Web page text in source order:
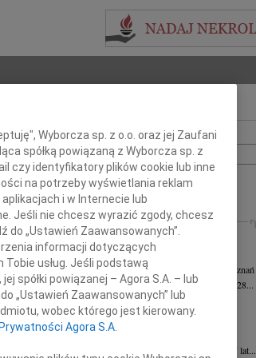
Imię i nazwisko lub numer ogłoszenia:
+ szukanie zaawansowane
INNE NEKROLOGI
Tadeusz Kotłowski05.08.2026
Z ogromnym żalem i bólem w sercu...
Krystyna Kowandywiek: 93
Poznań
Z głębokim żalem zawiadamiamy, że w dniu 28...
Krystyna Janowicz 24.07.2026
"Pan jest Pasterzem moim, niczego mi nie...
Zbigniew Zygmunt
W dniu 9 lipca 2026 roku, zmarł w wieku 87 lat...
Wyborcza sp. z o.o. oraz jej Zaufani
spółką powiązaną z Wyborcza sp. z
czy identyfikatory plików cookie lub inne
na potrzeby wyświetlania reklam
i w Internecie lub
Jeśli nie chcesz wyrazić zgody, chcesz
„Ustawień Zaawansowanych”.
informacji dotyczących
usług. Jeśli podstawą
spółki powiązanej – Agora S.A. – lub
„Ustawień Zaawansowanych” lub
wobec którego jest kierowany.
Agora S.A.